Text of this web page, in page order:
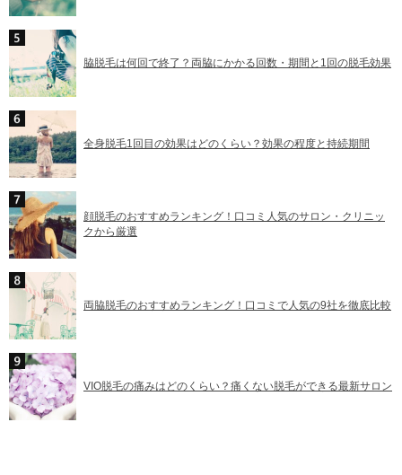
脇脱毛は何回で終了？両脇にかかる回数・期間と1回の脱毛効果
全身脱毛1回目の効果はどのくらい？効果の程度と持続期間
顔脱毛のおすすめランキング！口コミ人気のサロン・クリニッ
クから厳選
両脇脱毛のおすすめランキング！口コミで人気の9社を徹底比較
VIO脱毛の痛みはどのくらい？痛くない脱毛ができる最新サロン